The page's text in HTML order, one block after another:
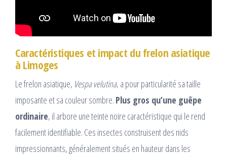
Caractéristiques et impact du frelon asiatique
à Limoges
Le frelon asiatique, Vespa velutina, a pour particularité sa taille
imposante et sa couleur sombre. Plus gros qu’une guêpe
ordinaire, il arbore une teinte noire caractéristique qui le rend
facilement identifiable. Ces insectes construisent des nids
impressionnants, généralement situés en hauteur dans les